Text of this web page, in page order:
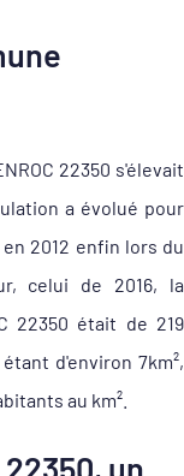
22350 s'élevait
a évolué pour
2012 enfin lors du
celui de 2016, la
22350 était de 219
d'environ 7km²,
au km².
un